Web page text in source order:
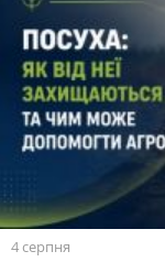
4 серпня